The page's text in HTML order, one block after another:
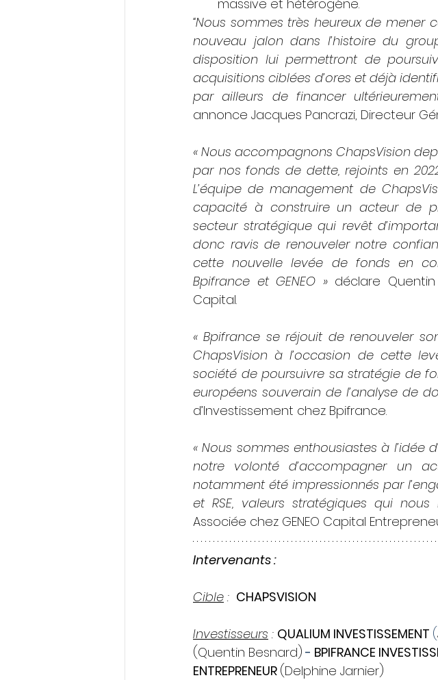
massive et hétérogène.
“Nous sommes très heureux de mener
nouveau jalon dans l’histoire du
disposition lui permettront de
acquisitions ciblées d’ores et déjà
par ailleurs de financer
annonce Jacques Pancrazi, Directeur
« Nous accompagnons ChapsVision
par nos fonds de dette, rejoints en
L’équipe de management de
capacité à construire un acteur de
secteur stratégique qui revêt
donc ravis de renouveler notre
cette nouvelle levée de fonds en
Bpifrance et GENEO » déclare Quentin
Capital.
« Bpifrance se réjouit de renouveler
ChapsVision à l’occasion de cette
société de poursuivre sa stratégie de
européens souverain de l’analyse de
d’Investissement chez Bpifrance.
« Nous sommes enthousiastes à l’idée
notre volonté d’accompagner un
notamment été impressionnés par
et RSE, valeurs stratégiques qui nous
Associée chez GENEO Capital
Intervenants :
Cible : CHAPSVISION
Investisseurs : QUALIUM INVESTISSEMENT (
(Quentin Besnard) - BPIFRANCE
ENTREPRENEUR (Delphine Jarnier)